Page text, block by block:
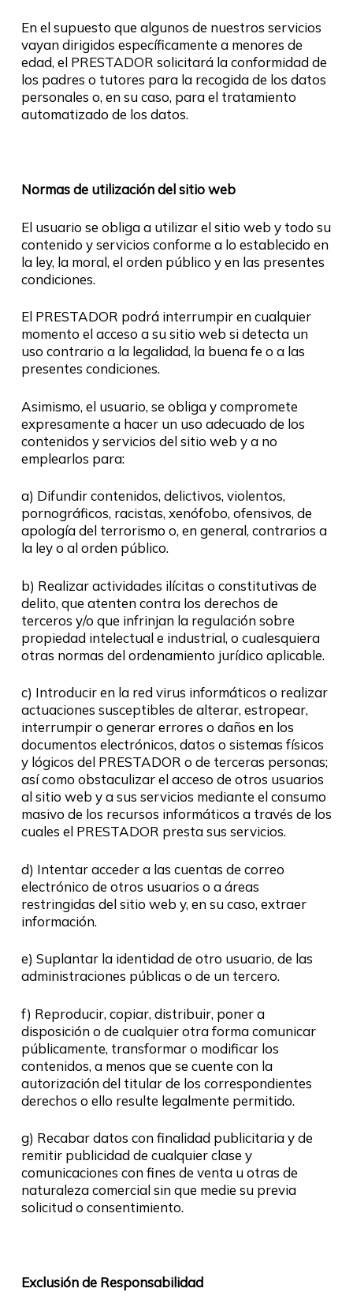
En el supuesto que algunos de nuestros servicios
vayan dirigidos específicamente a menores de
edad, el PRESTADOR solicitará la conformidad de
los padres o tutores para la recogida de los datos
personales o, en su caso, para el tratamiento
automatizado de los datos.
Normas de utilización del sitio web
El usuario se obliga a utilizar el sitio web y todo su
contenido y servicios conforme a lo establecido en
la ley, la moral, el orden público y en las presentes
condiciones.
El PRESTADOR podrá interrumpir en cualquier
momento el acceso a su sitio web si detecta un
uso contrario a la legalidad, la buena fe o a las
presentes condiciones.
Asimismo, el usuario, se obliga y compromete
expresamente a hacer un uso adecuado de los
contenidos y servicios del sitio web y a no
emplearlos para:
a) Difundir contenidos, delictivos, violentos,
pornográficos, racistas, xenófobo, ofensivos, de
apología del terrorismo o, en general, contrarios a
la ley o al orden público.
b) Realizar actividades ilícitas o constitutivas de
delito, que atenten contra los derechos de
terceros y/o que infrinjan la regulación sobre
propiedad intelectual e industrial, o cualesquiera
otras normas del ordenamiento jurídico aplicable.
c) Introducir en la red virus informáticos o realizar
actuaciones susceptibles de alterar, estropear,
interrumpir o generar errores o daños en los
documentos electrónicos, datos o sistemas físicos
y lógicos del PRESTADOR o de terceras personas;
así como obstaculizar el acceso de otros usuarios
al sitio web y a sus servicios mediante el consumo
masivo de los recursos informáticos a través de los
cuales el PRESTADOR presta sus servicios.
d) Intentar acceder a las cuentas de correo
electrónico de otros usuarios o a áreas
restringidas del sitio web y, en su caso, extraer
información.
e) Suplantar la identidad de otro usuario, de las
administraciones públicas o de un tercero.
f) Reproducir, copiar, distribuir, poner a
disposición o de cualquier otra forma comunicar
públicamente, transformar o modificar los
contenidos, a menos que se cuente con la
autorización del titular de los correspondientes
derechos o ello resulte legalmente permitido.
g) Recabar datos con finalidad publicitaria y de
remitir publicidad de cualquier clase y
comunicaciones con fines de venta u otras de
naturaleza comercial sin que medie su previa
solicitud o consentimiento.
Exclusión de Responsabilidad